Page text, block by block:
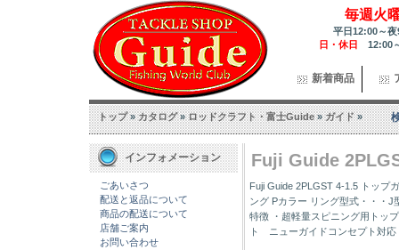
毎週火
平日12:00～
日・休日 12:00
新着商品
トップ»カタログ»ロッドクラフト・富士Guide»ガイド»
インフォメーション
ごあいさつ
配送と返品について
商品の配送について
店舗ご案内
お問い合わせ
Fuji Guide
Fuji Guide 2PLGST 4-1.5 トップ
ング Pカラー リング型式・・・J
特徴 ・超軽量スピニング用トッ
ト ニューガイドコンセプト対応